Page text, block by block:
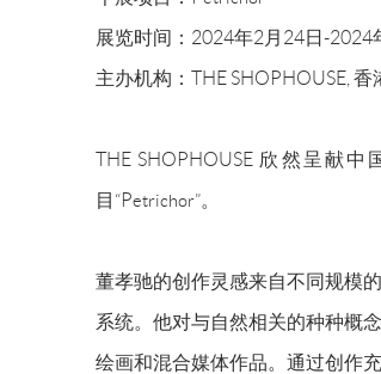
展览时间：2024年2月24日-2024
主办机构：THE SHOPHOUSE, 香
THE SHOPHOUSE 欣然呈献
目“Petrichor”。
董孝驰的创作灵感来自不同规模
系统。他对与自然相关的种种概
绘画和混合媒体作品。通过创作